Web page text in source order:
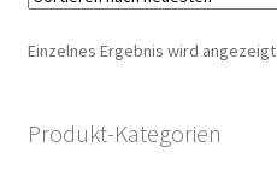
Einzelnes Ergebnis wird angezeigt
Produkt-Kategorien